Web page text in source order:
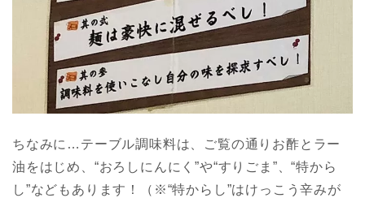
ちなみに…テーブル調味料は、ご覧の通りお酢とラー
油をはじめ、“おろしにんにく”や“すりごま”、“特から
し”などもあります！（※“特からし”はけっこう辛みが